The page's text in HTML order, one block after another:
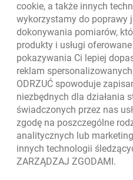
Złóż wniosek przez internet
Skontaktuj się ze Specjalistą
O banku
Odpowiedzialny biznes
Regulacje zewnętrzne
cookie, a także innych
wykorzystamy do poprawy
dokonywania pomiarów,
produkty i usługi
pokazywania Ci lepiej
reklam
ODRZUĆ spowoduje
niezbędnych dla działania
świadczonych przez nas
zgodę na poszczególne
analitycznych lub
innych technologii
ZARZĄDZAJ ZGODAMI.